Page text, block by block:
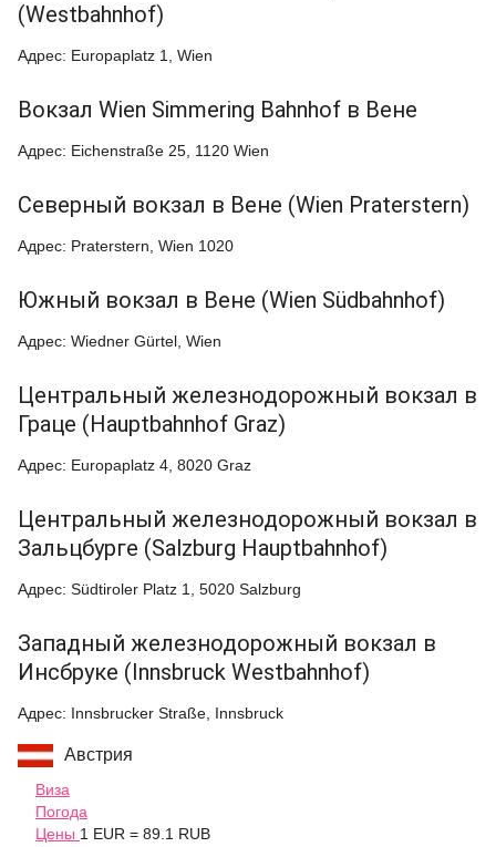
(Westbahnhof)
Адрес: Europaplatz 1, Wien
Вокзал Wien Simmering Bahnhof в Вене
Адрес: Eichenstraße 25, 1120 Wien
Северный вокзал в Вене (Wien Praterstern)
Адрес: Praterstern, Wien 1020
Южный вокзал в Вене (Wien Südbahnhof)
Адрес: Wiedner Gürtel, Wien
Центральный железнодорожный вокзал в
Граце (Hauptbahnhof Graz)
Адрес: Europaplatz 4, 8020 Graz
Центральный железнодорожный вокзал в
Зальцбурге (Salzburg Hauptbahnhof)
Адрес: Südtiroler Platz 1, 5020 Salzburg
Западный железнодорожный вокзал в
Инсбруке (Innsbruck Westbahnhof)
Адрес: Innsbrucker Straße, Innsbruck
Австрия
Виза
Погода
Цены 1 EUR = 89.1 RUB